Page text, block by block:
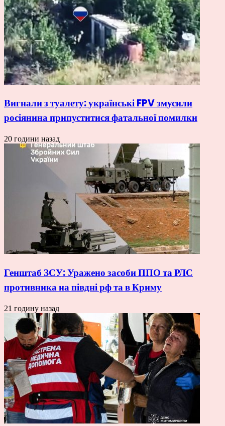
Вигнали з туалету: українські FPV змусили
росіянина припуститися фатальної помилки
20 години назад
Генштаб ЗСУ: Уражено засоби ППО та РЛС
противника на півдні рф та в Криму
21 годину назад